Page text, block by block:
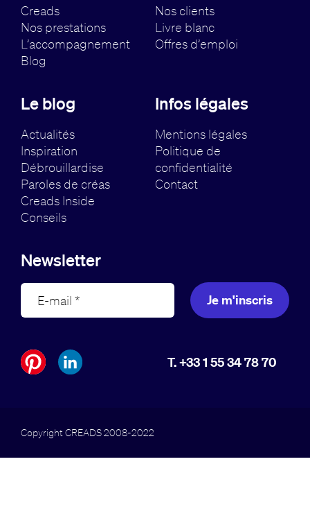
Creads
Nos prestations
L’accompagnement
Blog
Nos clients
Livre blanc
Offres d’emploi
Le blog
Actualités
Inspiration
Débrouillardise
Paroles de créas
Creads Inside
Conseils
Infos légales
Mentions légales
Politique de
confidentialité
Contact
Newsletter
Je m'inscris
T. +33 1 55 34 78 70
Copyright CREADS 2008-2022